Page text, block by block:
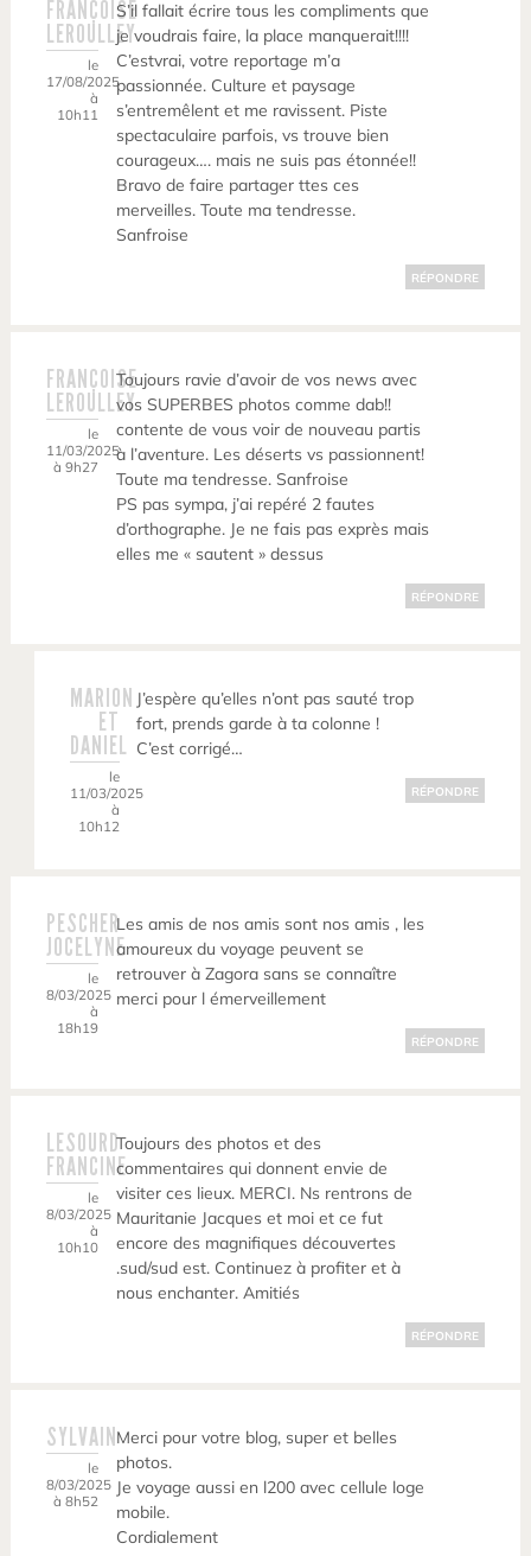
FRANÇOISE
LEROULLEY
le
17/08/2025
à
10h11
S’il fallait écrire tous les compliments que
je voudrais faire, la place manquerait!!!!
C’estvrai, votre reportage m’a
passionnée. Culture et paysage
s’entremêlent et me ravissent. Piste
spectaculaire parfois, vs trouve bien
courageux…. mais ne suis pas étonnée!!
Bravo de faire partager ttes ces
merveilles. Toute ma tendresse.
Sanfroise
RÉPONDRE
FRANÇOISE
LEROULLEY
le
11/03/2025
à 9h27
Toujours ravie d’avoir de vos news avec
vos SUPERBES photos comme dab!!
contente de vous voir de nouveau partis
à l’aventure. Les déserts vs passionnent!
Toute ma tendresse. Sanfroise
PS pas sympa, j’ai repéré 2 fautes
d’orthographe. Je ne fais pas exprès mais
elles me « sautent » dessus
RÉPONDRE
MARION
ET
DANIEL
le
11/03/2025
à
10h12
J’espère qu’elles n’ont pas sauté trop
fort, prends garde à ta colonne !
C’est corrigé…
RÉPONDRE
PESCHER
JOCELYNE
le
8/03/2025
à
18h19
Les amis de nos amis sont nos amis , les
amoureux du voyage peuvent se
retrouver à Zagora sans se connaître
merci pour l émerveillement
RÉPONDRE
LESOURD
FRANCINE
le
8/03/2025
à
10h10
Toujours des photos et des
commentaires qui donnent envie de
visiter ces lieux. MERCI. Ns rentrons de
Mauritanie Jacques et moi et ce fut
encore des magnifiques découvertes
.sud/sud est. Continuez à profiter et à
nous enchanter. Amitiés
RÉPONDRE
SYLVAIN
le
8/03/2025
à 8h52
Merci pour votre blog, super et belles
photos.
Je voyage aussi en l200 avec cellule loge
mobile.
Cordialement